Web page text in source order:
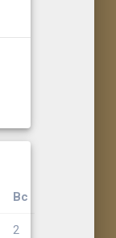
Вс
2